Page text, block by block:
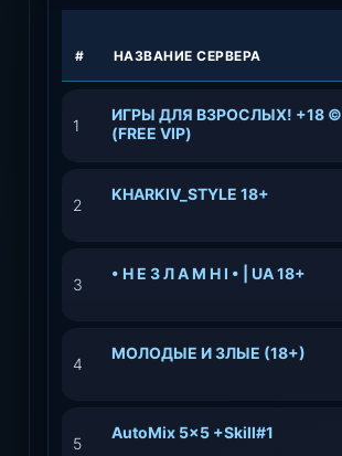
# НАЗВАНИЕ СЕРВЕРА
1
​ИГРЫ ДЛЯ ВЗРОСЛЫХ! +18 ©
(FREE VIP)
2
KHARKIV_STYLE 18+
3
• Н Е З Л А М Н І • | UA 18+
4
МОЛОДЫЕ И ЗЛЫЕ (18+)
5
AutoMix 5x5 +Skill#1